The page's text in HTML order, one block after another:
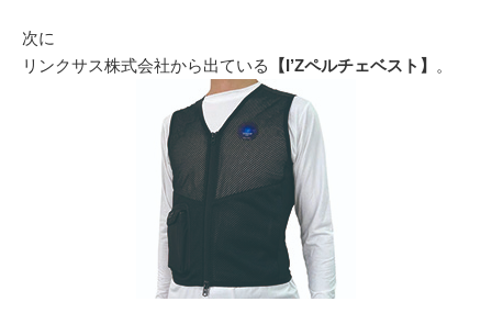
次に
リンクサス株式会社から出ている
【I’Zペルチェベスト】 。